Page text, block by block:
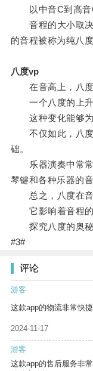
以中音C到高音C
音程的大小取决
的音程被称为纯八度
八度vp
在音高上，八度
一个八度的上升
这种变化能够为
不仅如此，八度
础。
乐器演奏中常常
琴键和各种乐器的音
总之，八度在音
它影响着音程的
探究八度的奥秘
#3#
评论
游客
这款app的物流非常快
2024-11-17
游客
这款app的售后服务非